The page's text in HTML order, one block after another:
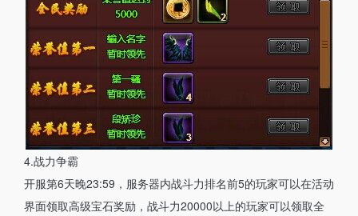
4.战力争霸
开服第6天晚23:59，服务器内战斗力排名前5的玩家可以在活动
界面领取高级宝石奖励，战斗力20000以上的玩家可以领取全